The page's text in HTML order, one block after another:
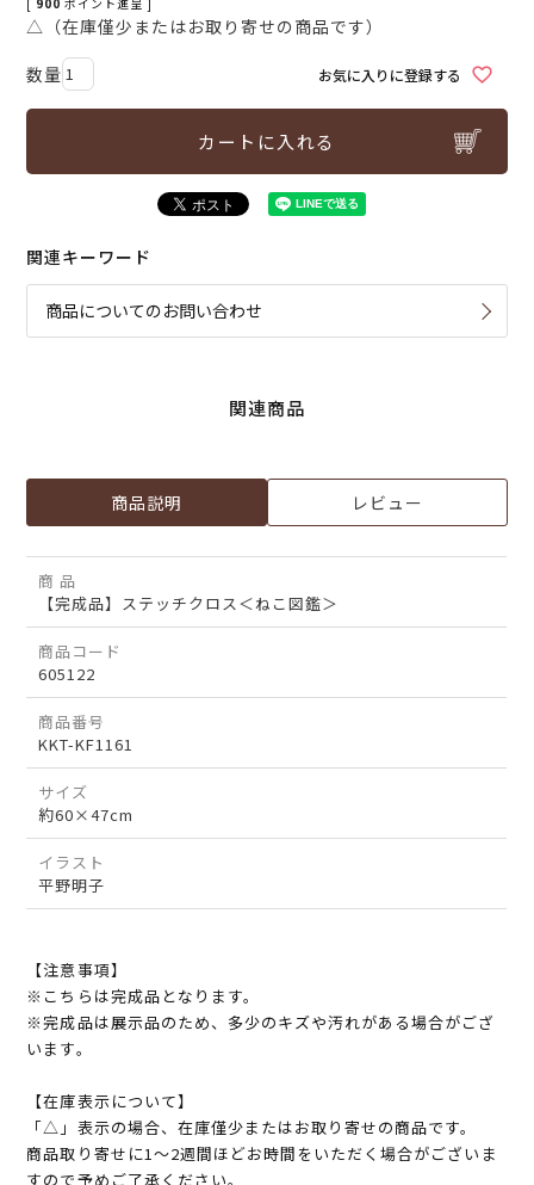
△（在庫僅少またはお取り寄せの商品です）
お気に入りに登録する
カートに入れる
関連キーワード
商品についてのお問い合わせ
関連商品
商品説明 レビュー
商 品
【完成品】ステッチクロス＜ねこ図鑑＞
商品コード
605122
商品番号
KKT-KF1161
サイズ
約60×47cm
イラスト
平野明子
【注意事項】
※こちらは完成品となります。
※完成品は展示品のため、多少のキズや汚れがある場合がござ
います。
【在庫表示について】
「△」表示の場合、在庫僅少またはお取り寄せの商品です。
商品取り寄せに1～2週間ほどお時間をいただく場合がございま
すので予めご了承ください。